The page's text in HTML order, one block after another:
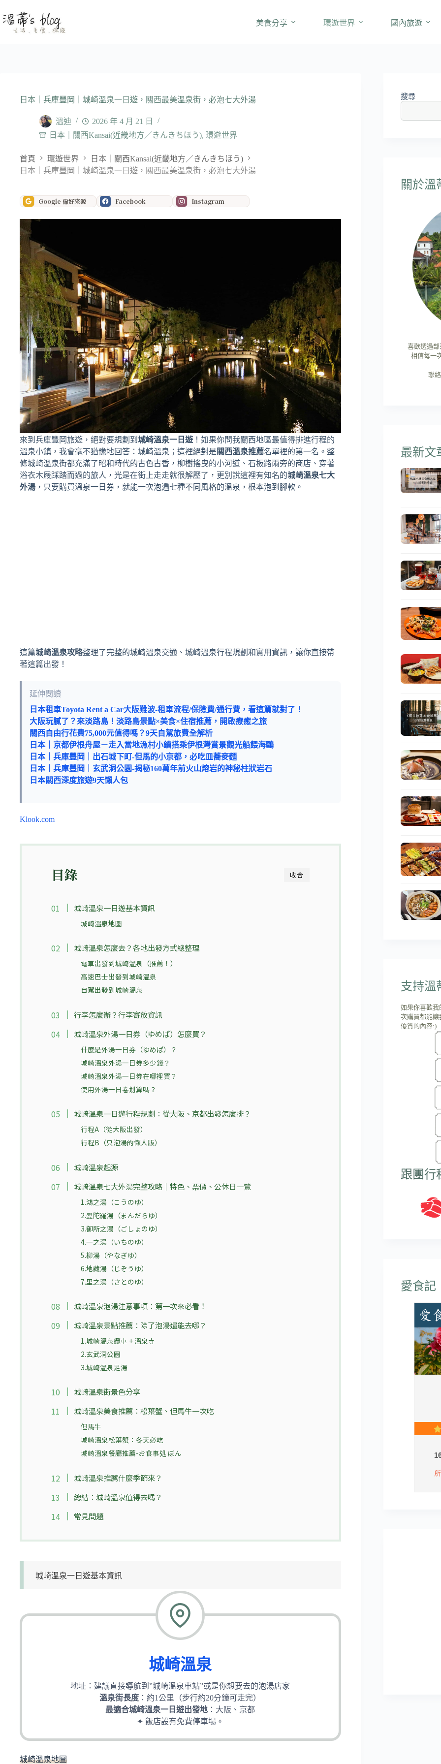
至
美食分享 環遊世界 國內旅遊
日本｜兵庫豐岡｜城崎溫泉一日遊，關西最美溫泉街，必泡七大外湯
溫迪
2026 年 4 月 21 日
日本｜關西Kansai(近畿地方／きんきちほう), 環遊世界
首頁 環遊世界
日本｜關西Kansai(近畿地方／きんきちほう)
日本｜兵庫豐岡｜城崎溫泉一日遊，關西最美溫泉街，必泡七大外湯
Google 偏好來源 Facebook Instagram
來到兵庫豐岡旅遊，絕對要規劃到 城崎溫泉一日遊 ！如果你問我關西地區最值得排進行程的
溫泉小鎮，我會毫不猶豫地回答：城崎溫泉；這裡絕對是 關西溫泉推薦名單裡的第一名。整
條城崎溫泉街都充滿了昭和時代的古色古香，柳樹搖曳的小河道、石板路兩旁的商店、穿著
浴衣木屐踩踏而過的旅人，光是在街上走走就很解壓了，更別說這裡有知名的城崎溫泉七大
外湯 ，只要購買溫泉一日券，就能一次泡遍七種不同風格的溫泉，根本泡到腳軟。
這篇城崎溫泉攻略整理了完整的城崎溫泉交通、城崎溫泉行程規劃和實用資訊，讓你直接帶
著這篇出發！
延伸閱讀
日本租車Toyota Rent a Car大阪難波-租車流程/保險費/通行費，看這篇就對了！
大阪玩膩了？來淡路島！淡路島景點×美食×住宿推薦，開啟療癒之旅
關西自由行花費75,000元值得嗎？9天自駕旅費全解析
日本｜京都伊根舟屋－走入當地漁村小鎮搭乘伊根灣賞景觀光船餵海鷗
日本｜兵庫豐岡｜出石城下町-但馬的小京都，必吃皿蕎麥麵
日本｜兵庫豐岡｜玄武洞公園-揭秘160萬年前火山熔岩的神秘柱狀岩石
日本關西深度旅遊9天懶人包
Klook.com
收合
目錄
城崎溫泉一日遊基本資訊
城崎溫泉地圖
城崎溫泉怎麼去？各地出發方式總整理
電車出發到城崎溫泉（推薦！）
高速巴士出發到城崎溫泉
自駕出發到城崎溫泉
行李怎麼辦？行李寄放資訊
城崎溫泉外湯一日券（ゆめぱ）怎麼買？
什麼是外湯一日券（ゆめぱ）？
城崎溫泉外湯一日券多少錢？
城崎溫泉外湯一日券在哪裡買？
使用外湯一日卷划算嗎？
城崎溫泉一日遊行程規劃：從大阪、京都出發怎麼排？
行程A（從大阪出發）
行程B（只泡湯的懶人版）
城崎溫泉起源
城崎溫泉七大外湯完整攻略｜特色、票價、公休日一覽
1.鴻之湯（こうのゆ）
2.曼陀羅湯（まんだらゆ）
3.御所之湯（ごしょのゆ）
4.一之湯（いちのゆ）
5.柳湯（やなぎゆ）
6.地藏湯（じぞうゆ）
7.里之湯（さとのゆ）
城崎溫泉泡湯注意事項：第一次來必看！
城崎溫泉景點推薦：除了泡湯還能去哪？
1.城崎溫泉纜車 + 溫泉寺
2.玄武洞公園
3.城崎溫泉足湯
城崎溫泉街景色分享
城崎溫泉美食推薦：松葉蟹、但馬牛一次吃
但馬牛
城崎溫泉松葉蟹：冬天必吃
城崎溫泉餐廳推薦-お食事処 ぼん
城崎溫泉推薦什麼季節來？
總結：城崎溫泉值得去嗎？
常見問題
城崎溫泉一日遊基本資訊
城崎溫泉
地址：建議直接導航到”城崎溫泉車站”或是你想要去的泡湯店家
溫泉街長度 ：約1公里（步行約20分鐘可走完）
最適合城崎溫泉一日遊出發地 ：大阪、京都
✦ 飯店設有免費停車場。
城崎溫泉地圖
搜尋
關於溫
喜歡透過
相信每一
聯
最新文
支持溫
如果你喜歡
次購買都能
優質的內容:)
跟團行
愛食記